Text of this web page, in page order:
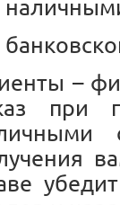
–
при